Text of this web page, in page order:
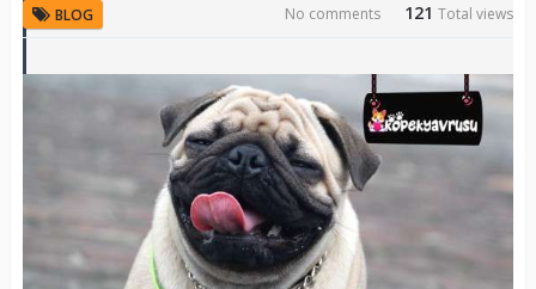
BLOG 121Total views
No comments